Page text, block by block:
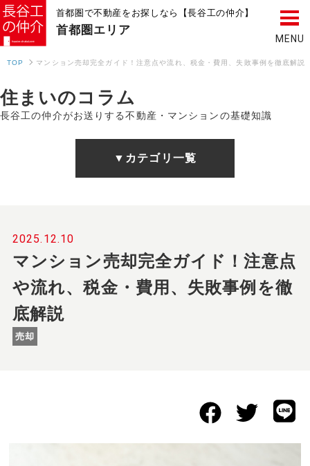
首都圏で不動産をお探しなら【長谷工の仲介】
首都圏 エリア
TOP マンション売却完全ガイド！注意点や流れ、税金・費用、失敗事例を徹底解説
住まいのコラム
長谷工の仲介がお送りする不動産・マンションの基礎知識
▼カテゴリ一覧
2025.12.10
マンション売却完全ガイド！注意点
や流れ、税金・費用、失敗事例を徹
底解説
売却